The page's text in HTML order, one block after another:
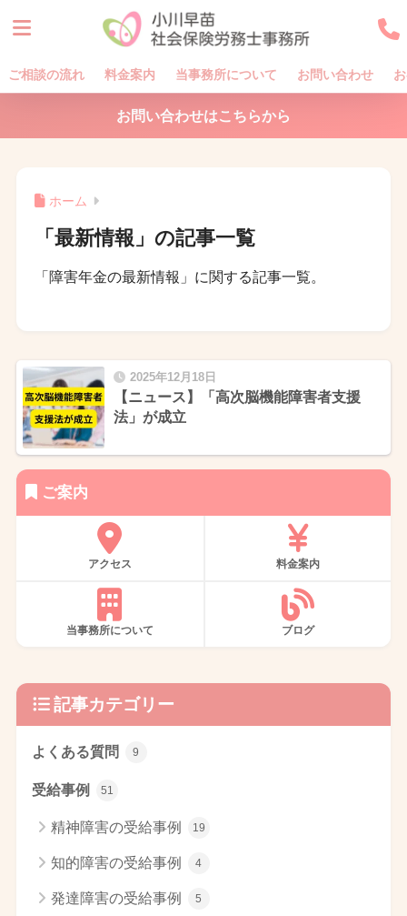
ご相談の流れ 料金案内 当事務所について お問い合わせ
お問い合わせはこちらから
ホーム
「最新情報」の記事一覧
「障害年金の最新情報」に関する記事一覧。
2025年12月18日
【ニュース】「高次脳機能障害者支援
法」が成立
ご案内
アクセス 料金案内
当事務所について ブログ
記事カテゴリー
よくある質問 9
受給事例 51
精神障害の受給事例 19
知的障害の受給事例 4
発達障害の受給事例 5